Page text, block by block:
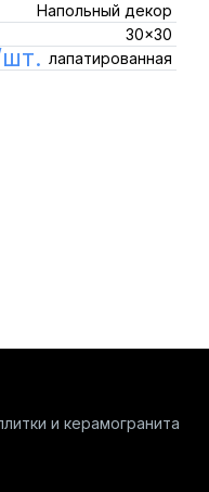
Напольный декор
30x30
лапатированная
и керамогранита